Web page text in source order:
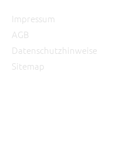
Impressum
AGB
Datenschutzhinweise
Sitemap